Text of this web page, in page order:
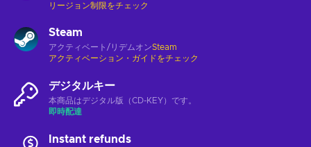
リージョン制限をチェック
Steam
アクティベート/リデムオンSteam
アクティベーション・ガイドをチェック
デジタルキー
本商品はデジタル版（CD-KEY）です。
即時配達
Instant refunds